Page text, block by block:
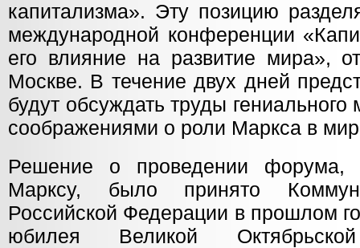
капитализма». Эту позицию
международной конференции
его влияние на развитие мира»,
Москве. В течение двух дней
будут обсуждать труды
соображениями о роли Маркса в
Решение о проведении форума,
Марксу, было принято
Российской Федерации в прошлом
юбилея Великой Октябрьской